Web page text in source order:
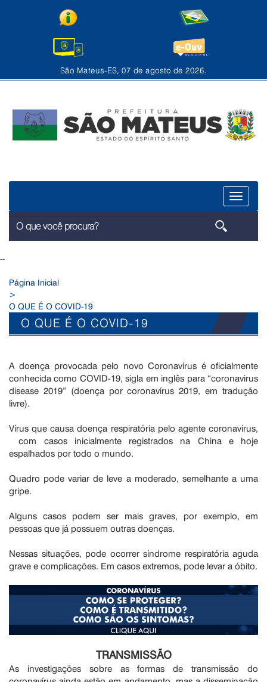
São Mateus-ES, 07 de agosto de 2026.
Menu
--
Página Inicial
>
O QUE É O COVID-19
O QUE É O COVID-19
A doença provocada pelo novo Coronavírus é oficialmente
conhecida como COVID-19, sigla em inglês para “coronavirus
disease 2019” (doença por coronavírus 2019, em tradução
livre).
Vírus que causa doença respiratória pelo agente coronavírus,
com casos inicialmente registrados na China e hoje
espalhados por todo o mundo.
Quadro pode variar de leve a moderado, semelhante a uma
gripe.
Alguns casos podem ser mais graves, por exemplo, em
pessoas que já possuem outras doenças.
Nessas situações, pode ocorrer síndrome respiratória aguda
grave e complicações. Em casos extremos, pode levar a óbito.
TRANSMISSÃO
As investigações sobre as formas de transmissão do